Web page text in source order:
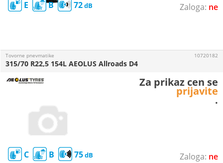
ne
E B 72
ne
Tovorne pnevmatike
C B 75
315/70 R22,5 154L AEOLUS Allroads D4
10720182
Za prikaz cen se
prijavite
.